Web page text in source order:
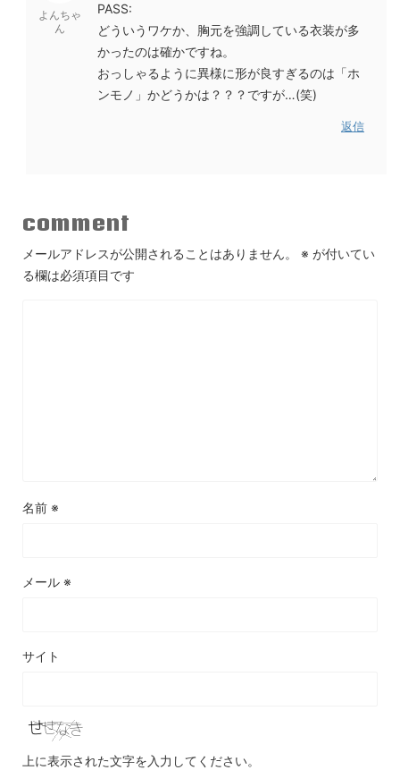
よんちゃ
ん
PASS:
どういうワケか、胸元を強調している衣装が多
かったのは確かですね。
おっしゃるように異様に形が良すぎるのは「ホ
ンモノ」かどうかは？？？ですが…(笑)
返信
comment
メールアドレスが公開されることはありません。 ※ が付いてい
る欄は必須項目です
名前 ※
メール ※
サイト
上に表示された文字を入力してください。